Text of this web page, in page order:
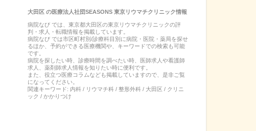
大田区の医療法人社団SEASONS 東京リウマチクリニック情報
病院なび では、 東京都大田区の東京リウマチクリニックの評
判・求人・転職情報を掲載しています。
病院なび では市区町村別/診療科目別に病院・医院・薬局を探せ
るほか、予約ができる医療機関や、キーワードでの検索も可能
です。
病院を探したい時、診療時間を調べたい時、医師求人や看護師
求人、薬剤師求人情報を知りたい時に便利です。
また、役立つ医療コラムなども掲載していますので、是非ご覧
になってください。
関連キーワード: 内科 / リウマチ科 / 整形外科 / 大田区 / クリニ
ック / かかりつけ